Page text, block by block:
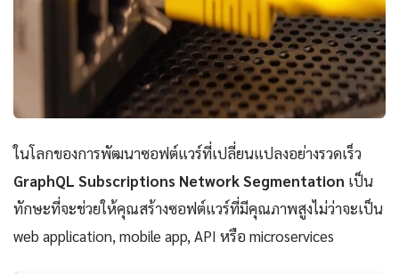
ในโลกของการพัฒนาซอฟต์แวร์ที่เปลี่ยนแปลงอย่างรวดเร็ว
GraphQL Subscriptions Network Segmentation เป็น
ทักษะที่จะช่วยให้คุณสร้างซอฟต์แวร์ที่มีคุณภาพสูงไม่ว่าจะเป็น
web application, mobile app, API หรือ microservices